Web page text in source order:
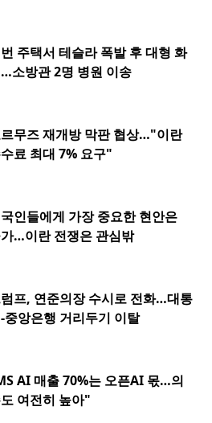
주택서 테슬라 폭발 후 대형 화
소방관 2명 병원 이송
무즈 재개방 막판 협상…"이란
료 최대 7% 요구"
인들에게 가장 중요한 현안은
…이란 전쟁은 관심밖
프, 연준의장 수시로 전화…대통
중앙은행 거리두기 이탈
AI 매출 70%는 오픈AI 몫…의
여전히 높아"